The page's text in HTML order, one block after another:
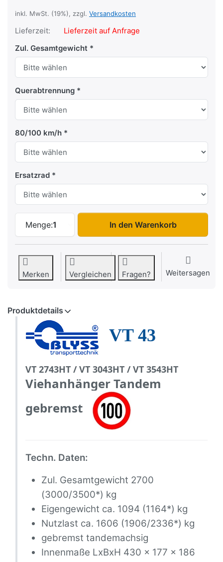
inkl. MwSt. (19%), zzgl. Versandkosten
Lieferzeit:
Lieferzeit auf Anfrage
Zul. Gesamtgewicht
Querabtrennung
80/100 km/h
Ersatzrad
Menge:1
VT 43 zu 11.065,00 €, Menge 1.
In den Warenkorb
Merken Vergleichen Fragen? Weitersagen
Produktdetails
VT 43
VT 2743HT / VT 3043HT / VT 3543HT
Viehanhänger Tandem
gebremst
Techn. Daten:
Zul. Gesamtgewicht 2700
(3000/3500*) kg
Eigengewicht ca. 1094 (1164*) kg
Nutzlast ca. 1606 (1906/2336*) kg
gebremst tandemachsig
Innenmaße LxBxH 430 x 177 x 186